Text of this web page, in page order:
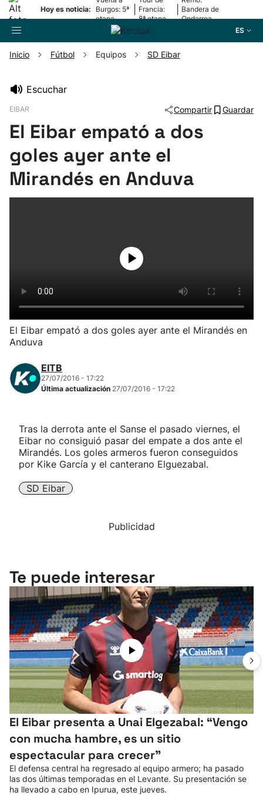
Hoy es noticia:
Burgos: 5ª
etapa
Francia:
8ª etapa
Bandera de
Ondarroa
ES
Pelota
Remo
Kirolak 360
Atletismo
Más deportes
Inicio Fútbol Equipos SD Eibar
Escuchar
EIBAR Compartir Guardar
El Eibar empató a dos
goles ayer ante el
Mirandés en Anduva
El Eibar empató a dos goles ayer ante el Mirandés en
Anduva
EITB
27/07/2016 - 17:22
Última actualización 27/07/2016 - 17:22
Tras la derrota ante el Sanse el pasado viernes, el
Eibar no consiguió pasar del empate a dos ante el
Mirandés. Los goles armeros fueron conseguidos
por Kike García y el canterano Elguezabal.
SD Eibar
Publicidad
Te puede interesar
El Eibar presenta a Unai Elgezabal: “Vengo
con mucha hambre, es un sitio
espectacular para crecer”
El defensa central ha regresado al equipo armero; ha pasado
las dos últimas temporadas en el Levante. Su presentación se
ha llevado a cabo en Ipurua, este jueves.